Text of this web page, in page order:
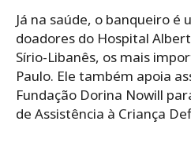
Já na saúde, o banqueiro é
doadores do Hospital
Sírio-Libanês, os mais
Paulo. Ele também apoia
Fundação Dorina Nowill
de Assistência à Criança